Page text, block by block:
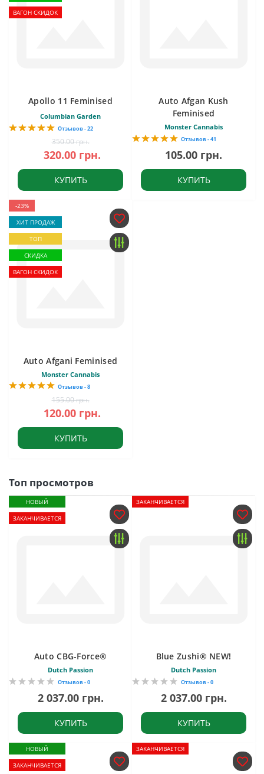
ВАГОН СКИДОК
Apollo 11 Feminised
Columbian Garden
Отзывов - 22
350.00 грн.
320.00 грн.
КУПИТЬ
Auto Afgan Kush
Feminised
Monster Cannabis
Отзывов - 41
105.00 грн.
КУПИТЬ
-23%
ХИТ ПРОДАЖ
ТОП
СКИДКА
ВАГОН СКИДОК
Auto Afgani Feminised
Monster Cannabis
Отзывов - 8
155.00 грн.
120.00 грн.
КУПИТЬ
Топ просмотров
НОВЫЙ
ЗАКАНЧИВАЕТСЯ
Auto CBG-Force®
Dutch Passion
Отзывов - 0
2 037.00 грн.
КУПИТЬ
ЗАКАНЧИВАЕТСЯ
Blue Zushi® NEW!
Dutch Passion
Отзывов - 0
2 037.00 грн.
КУПИТЬ
НОВЫЙ
ЗАКАНЧИВАЕТСЯ
ЗАКАНЧИВАЕТСЯ